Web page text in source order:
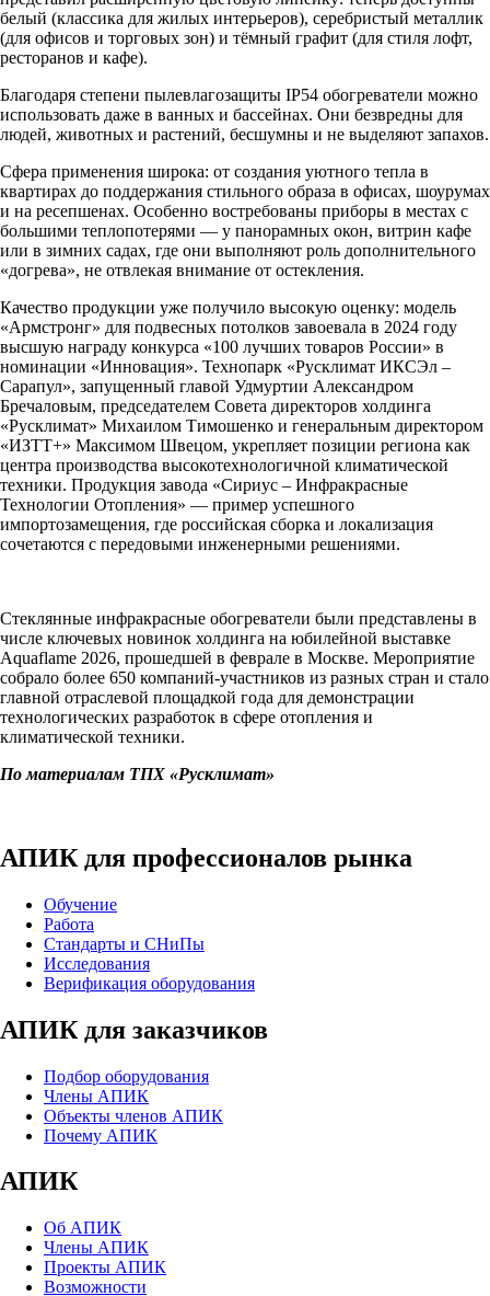
белый (классика для жилых интерьеров), серебристый металлик
(для офисов и торговых зон) и тёмный графит (для стиля лофт,
ресторанов и кафе).
Благодаря степени пылевлагозащиты IP54 обогреватели можно
использовать даже в ванных и бассейнах. Они безвредны для
людей, животных и растений, бесшумны и не выделяют запахов.
Сфера применения широка: от создания уютного тепла в
квартирах до поддержания стильного образа в офисах, шоурумах
и на ресепшенах. Особенно востребованы приборы в местах с
большими теплопотерями — у панорамных окон, витрин кафе
или в зимних садах, где они выполняют роль дополнительного
«догрева», не отвлекая внимание от остекления.
Качество продукции уже получило высокую оценку: модель
«Армстронг» для подвесных потолков завоевала в 2024 году
высшую награду конкурса «100 лучших товаров России» в
номинации «Инновация». Технопарк «Русклимат ИКСЭл –
Сарапул», запущенный главой Удмуртии Александром
Бречаловым, председателем Совета директоров холдинга
«Русклимат» Михаилом Тимошенко и генеральным директором
«ИЗТТ+» Максимом Швецом, укрепляет позиции региона как
центра производства высокотехнологичной климатической
техники. Продукция завода «Сириус – Инфракрасные
Технологии Отопления» — пример успешного
импортозамещения, где российская сборка и локализация
сочетаются с передовыми инженерными решениями.
Стеклянные инфракрасные обогреватели были представлены в
числе ключевых новинок холдинга на юбилейной выставке
Aquaflame 2026, прошедшей в феврале в Москве. Мероприятие
собрало более 650 компаний-участников из разных стран и стало
главной отраслевой площадкой года для демонстрации
технологических разработок в сфере отопления и
климатической техники.
По материалам ТПХ «Русклимат»
АПИК для профессионалов рынка
Обучение
Работа
Стандарты и СНиПы
Исследования
Верификация оборудования
АПИК для заказчиков
Подбор оборудования
Члены АПИК
Объекты членов АПИК
Почему АПИК
АПИК
Об АПИК
Члены АПИК
Проекты АПИК
Возможности